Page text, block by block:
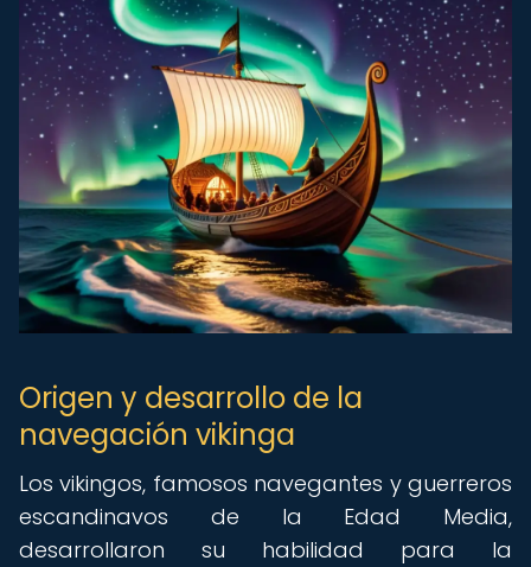
Origen y desarrollo de la
navegación vikinga
Los vikingos, famosos navegantes y guerreros
escandinavos de la Edad Media,
desarrollaron su habilidad para la